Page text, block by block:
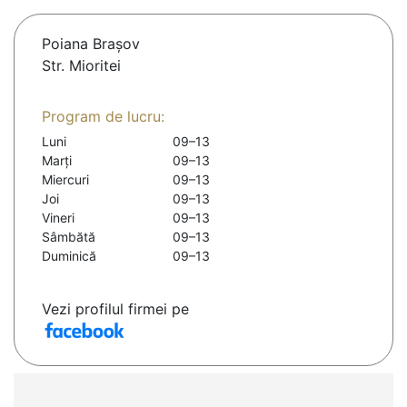
Poiana Braşov
Str. Mioritei
Program de lucru:
Luni
09–13
Marți
09–13
Miercuri
09–13
Joi
09–13
Vineri
09–13
Sâmbătă
09–13
Duminică
09–13
Vezi profilul firmei pe